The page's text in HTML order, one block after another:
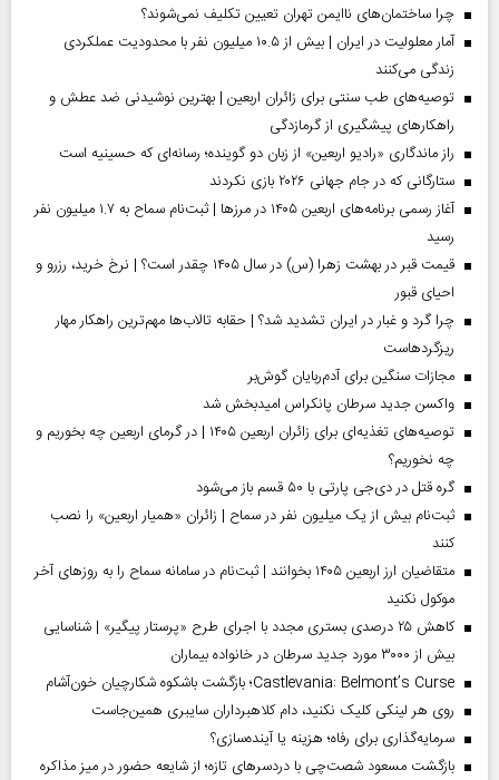
چرا ساختمان‌های ناایمن تهران تعیین تکلیف نمی‌شوند؟
آمار معلولیت در ایران | بیش از ۱۰.۵ میلیون نفر با محدودیت عملکردی
زندگی می‌کنند
توصیه‌های طب سنتی برای زائران اربعین | بهترین نوشیدنی ضد عطش و
راهکارهای پیشگیری از گرمازدگی
راز ماندگاری «رادیو اربعین» از زبان دو گوینده؛ رسانه‌ای که حسینیه است
ستارگانی که در جام جهانی ۲۰۲۶ بازی نکردند
آغاز رسمی برنامه‌های اربعین ۱۴۰۵ در مرز‌ها | ثبت‌نام سماح به ۱.۷ میلیون نفر
رسید
قیمت قبر در بهشت زهرا (س) در سال ۱۴۰۵ چقدر است؟ | نرخ خرید، رزرو و
احیای قبور
چرا گرد و غبار در ایران تشدید شد؟ | حقابه تالاب‌ها مهم‌ترین راهکار مهار
ریزگردهاست
مجازات سنگین برای آدم‌ربایان گوش‌بر
واکسن جدید سرطان پانکراس امیدبخش شد
توصیه‌های تغذیه‌ای برای زائران اربعین ۱۴۰۵ | در گرمای اربعین چه بخوریم و
چه نخوریم؟
گره قتل در دی‌جی پارتی با ۵۰ قسم باز می‌شود
ثبت‌نام بیش از یک میلیون نفر در سماح | زائران «همیار اربعین» را نصب
کنند
متقاضیان ارز اربعین ۱۴۰۵ بخوانند | ثبت‌نام در سامانه سماح را به روز‌های آخر
موکول نکنید
کاهش ۲۵ درصدی بستری مجدد با اجرای طرح «پرستار پیگیر» | شناسایی
بیش از ۳۰۰۰ مورد جدید سرطان در خانواده بیماران
Castlevania: Belmont’s Curse؛ بازگشت باشکوه شکارچیان خون‌آشام
روی هر لینکی کلیک نکنید، دام کلاهبرداران سایبری همین‌جاست
سرمایه‌گذاری برای رفاه؛ هزینه یا آینده‌سازی؟
بازگشت مسعود شصت‌چی با دردسر‌های تازه؛ از شایعه حضور در میز مذاکره